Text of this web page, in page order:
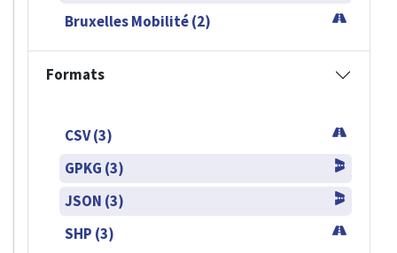
Bruxelles Mobilité (2)
Formats
CSV (3)
GPKG (3)
JSON (3)
SHP (3)